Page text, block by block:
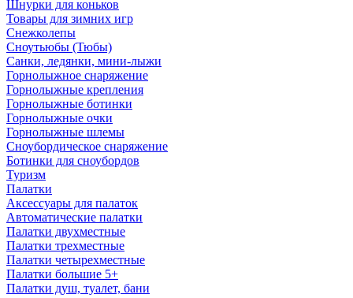
Шнурки для коньков
Товары для зимних игр
Снежколепы
Сноутьюбы (Тюбы)
Санки, ледянки, мини-лыжи
Горнолыжное снаряжение
Горнолыжные крепления
Горнолыжные ботинки
Горнолыжные очки
Горнолыжные шлемы
Сноубордическое снаряжение
Ботинки для сноубордов
Туризм
Палатки
Аксессуары для палаток
Автоматические палатки
Палатки двухместные
Палатки трехместные
Палатки четырехместные
Палатки большие 5+
Палатки душ, туалет, бани